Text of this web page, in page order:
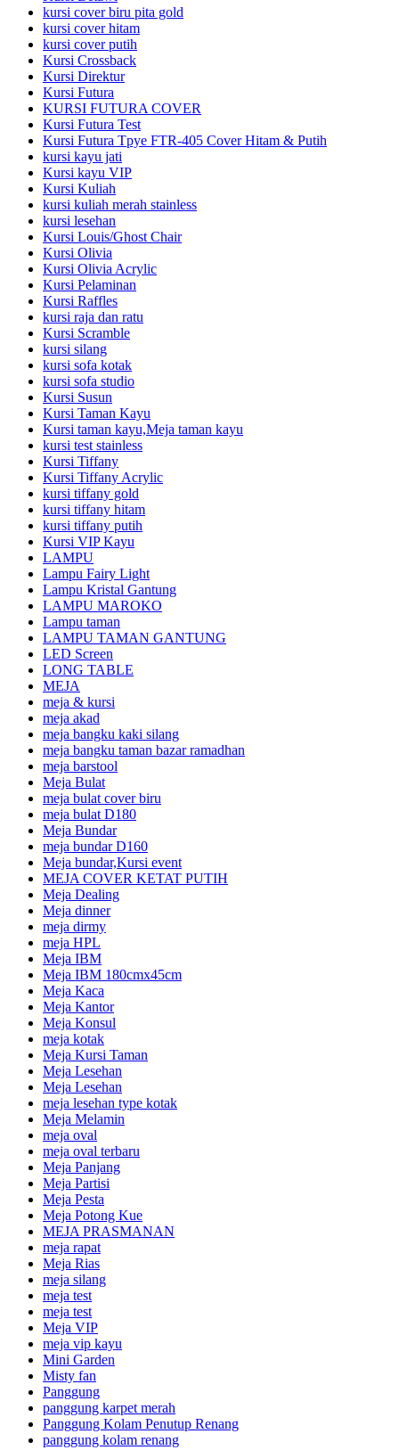
kursi cover biru pita gold
kursi cover hitam
kursi cover putih
Kursi Crossback
Kursi Direktur
Kursi Futura
KURSI FUTURA COVER
Kursi Futura Test
Kursi Futura Tpye FTR-405 Cover Hitam & Putih
kursi kayu jati
Kursi kayu VIP
Kursi Kuliah
kursi kuliah merah stainless
kursi lesehan
Kursi Louis/Ghost Chair
Kursi Olivia
Kursi Olivia Acrylic
Kursi Pelaminan
Kursi Raffles
kursi raja dan ratu
Kursi Scramble
kursi silang
kursi sofa kotak
kursi sofa studio
Kursi Susun
Kursi Taman Kayu
Kursi taman kayu,Meja taman kayu
kursi test stainless
Kursi Tiffany
Kursi Tiffany Acrylic
kursi tiffany gold
kursi tiffany hitam
kursi tiffany putih
Kursi VIP Kayu
LAMPU
Lampu Fairy Light
Lampu Kristal Gantung
LAMPU MAROKO
Lampu taman
LAMPU TAMAN GANTUNG
LED Screen
LONG TABLE
MEJA
meja & kursi
meja akad
meja bangku kaki silang
meja bangku taman bazar ramadhan
meja barstool
Meja Bulat
meja bulat cover biru
meja bulat D180
Meja Bundar
meja bundar D160
Meja bundar,Kursi event
MEJA COVER KETAT PUTIH
Meja Dealing
Meja dinner
meja dirmy
meja HPL
Meja IBM
Meja IBM 180cmx45cm
Meja Kaca
Meja Kantor
Meja Konsul
meja kotak
Meja Kursi Taman
Meja Lesehan
Meja Lesehan
meja lesehan type kotak
Meja Melamin
meja oval
meja oval terbaru
Meja Panjang
Meja Partisi
Meja Pesta
Meja Potong Kue
MEJA PRASMANAN
meja rapat
Meja Rias
meja silang
meja test
meja test
Meja VIP
meja vip kayu
Mini Garden
Misty fan
Panggung
panggung karpet merah
Panggung Kolam Penutup Renang
panggung kolam renang